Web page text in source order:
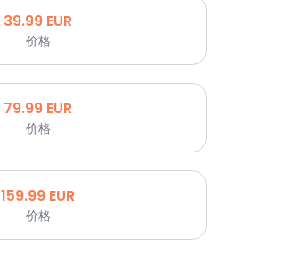
39.99 EUR
价格
79.99 EUR
价格
159.99 EUR
价格